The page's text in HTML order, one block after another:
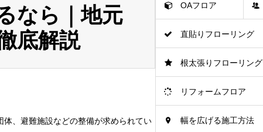
なら｜地元
底解説
、避難施設などの整備が求められてい
OAフロア
直貼りフローリング
根太張りフローリング
リフォームフロア
幅を広げる施工方法